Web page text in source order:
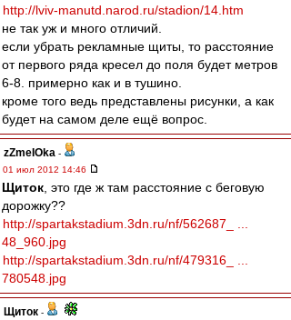
http://lviv-manutd.narod.ru/stadion/14.htm
не так уж и много отличий.
если убрать рекламные щиты, то расстояние
от первого ряда кресел до поля будет метров
6-8. примерно как и в тушино.
кроме того ведь представлены рисунки, а как
будет на самом деле ещё вопрос.
zZmeIOka -
01 июл 2012 14:46
Щиток , это где ж там расстояние с беговую
дорожку??
http://spartakstadium.3dn.ru/nf/562687_ ...
48_960.jpg
http://spartakstadium.3dn.ru/nf/479316_ ...
780548.jpg
Щиток -